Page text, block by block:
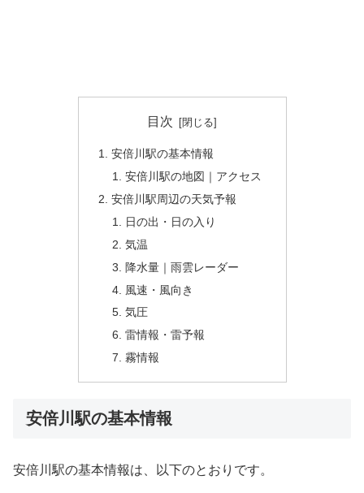
目次
安倍川駅の基本情報
安倍川駅の地図｜アクセス
安倍川駅周辺の天気予報
日の出・日の入り
気温
降水量｜雨雲レーダー
風速・風向き
気圧
雷情報・雷予報
霧情報
安倍川駅の基本情報
安倍川駅の基本情報は、以下のとおりです。